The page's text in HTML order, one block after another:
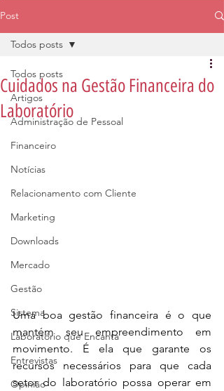
Post
Todos posts
Artigos
Administração de Pessoal
Financeiro
Notícias
Relacionamento com Cliente
Marketing
Downloads
Mercado
Gestão
Sistema
Laboratório que Encanta
Entrevistas
Opinião
Todos posts
Cuidados na Gestão Financeira do
Laboratório
Uma boa gestão financeira é o que
mantém seu empreendimento em
movimento. É ela que garante os
recursos necessários para que cada
setor do laboratório possa operar em